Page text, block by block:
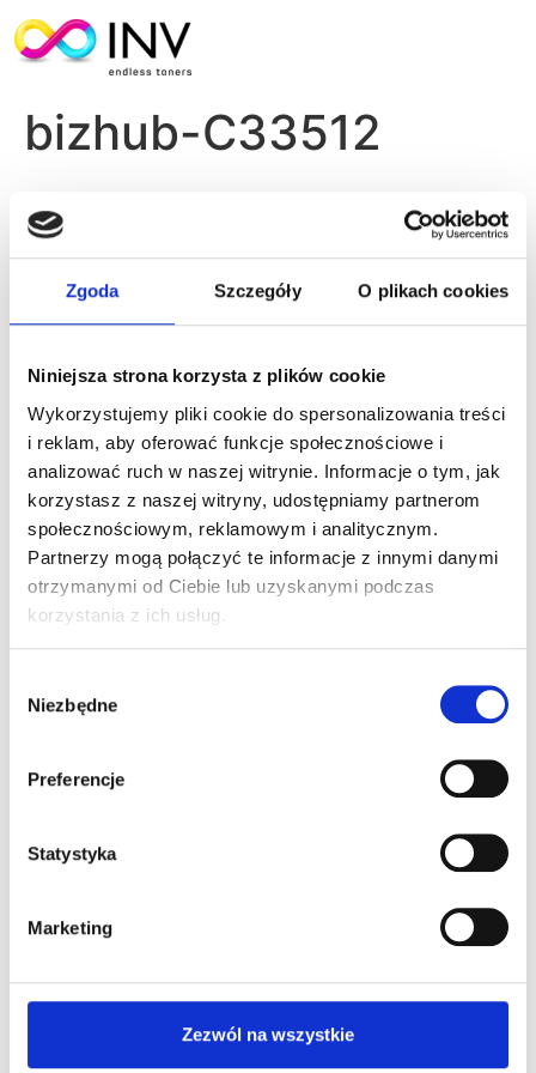
Zgoda Szczegóły O plikach cookies
Niniejsza strona korzysta z plików cookie
Wykorzystujemy pliki cookie do spersonalizowania treści
i reklam, aby oferować funkcje społecznościowe i
analizować ruch w naszej witrynie. Informacje o tym, jak
korzystasz z naszej witryny, udostępniamy partnerom
społecznościowym, reklamowym i analitycznym.
Partnerzy mogą połączyć te informacje z innymi danymi
otrzymanymi od Ciebie lub uzyskanymi podczas
korzystania z ich usług.
zgody
Niezbędne
Preferencje
Statystyka
Marketing
Zezwól na wszystkie
bizhub-C33512
bizhub-C3351
Dodaj komentarz
Twój adres e-mail nie zostanie opublikowany.
Wymagane pola są oznaczone
E-mail*